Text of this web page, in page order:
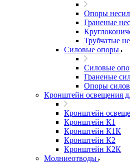
Опоры
Граненые
Трубчатые
Силовые опоры
Силовые
Граненые
Опоры
Кронштейн освещения
Кронштейн
Кронштейн К1
Кронштейн К1К
Кронштейн К2
Кронштейн К2К
Молниеотводы